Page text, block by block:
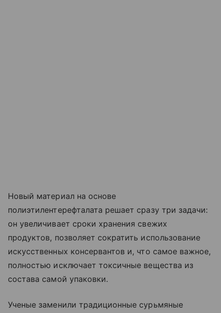
Новый материал на основе
полиэтилентерефталата решает сразу три задачи:
он увеличивает сроки хранения свежих
продуктов, позволяет сократить использование
искусственных консервантов и, что самое важное,
полностью исключает токсичные вещества из
состава самой упаковки.
Ученые заменили традиционные сурьмяные